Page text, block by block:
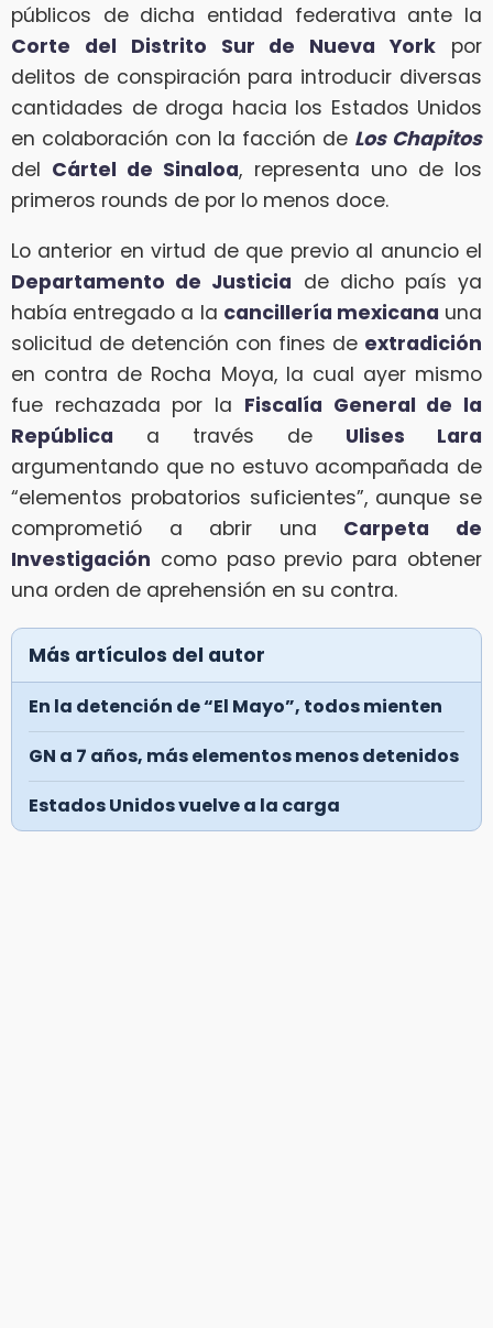
públicos de dicha entidad federativa ante la
Corte del Distrito Sur de Nueva York por
delitos de conspiración para introducir diversas
cantidades de droga hacia los Estados Unidos
en colaboración con la facción de Los Chapitos
del Cártel de Sinaloa, representa uno de los
primeros rounds de por lo menos doce.
Lo anterior en virtud de que previo al anuncio el
Departamento de Justicia de dicho país ya
había entregado a la cancillería mexicana una
solicitud de detención con fines de extradición
en contra de Rocha Moya, la cual ayer mismo
fue rechazada por la Fiscalía General de la
República a través de Ulises Lara
argumentando que no estuvo acompañada de
“elementos probatorios suficientes”, aunque se
comprometió a abrir una Carpeta de
Investigación como paso previo para obtener
una orden de aprehensión en su contra.
Más artículos del autor
En la detención de “El Mayo”, todos mienten
GN a 7 años, más elementos menos detenidos
Estados Unidos vuelve a la carga